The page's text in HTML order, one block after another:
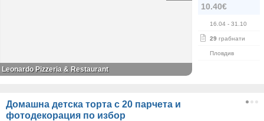
10.40€
16.04 - 31.10
29 грабнати
Пловдив
Leonardo Pizzeria & Restaurant
Домашна детска торта с 20 парчета и
фотодекорация по избор